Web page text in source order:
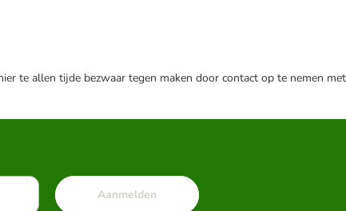
te allen tijde bezwaar tegen maken door contact op te nemen met
Aanmelden